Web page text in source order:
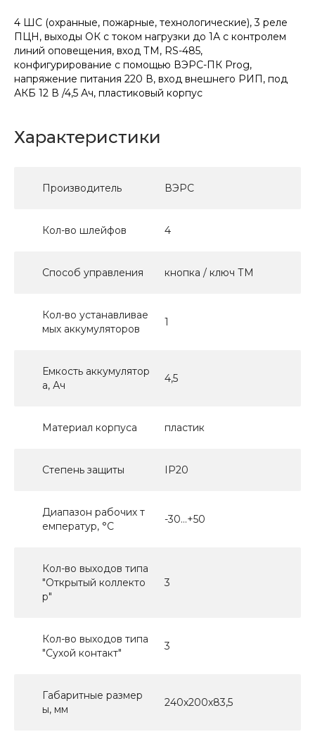
4 ШС (охранные, пожарные, технологические), 3 реле
ПЦН, выходы ОК с током нагрузки до 1А с контролем
линий оповещения, вход ТМ, RS-485,
конфигурирование с помощью ВЭРС-ПК Prog,
напряжение питания 220 В, вход внешнего РИП, под
АКБ 12 В /4,5 Ач, пластиковый корпус
Характеристики
Производитель ВЭРС
Кол-во шлейфов 4
Способ управления кнопка / ключ ТМ
Кол-во устанавливае
мых аккумуляторов
1
Емкость аккумулятор
а, Ач
4,5
Материал корпуса пластик
Степень защиты IP20
Диапазон рабочих т
емператур, °С
-30…+50
Кол-во выходов типа
"Открытый коллекто
р"
3
Кол-во выходов типа
"Сухой контакт"
3
Габаритные размер
ы, мм
240х200х83,5